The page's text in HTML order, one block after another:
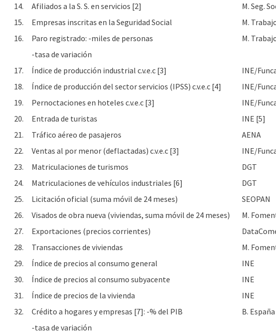
14.
Afiliados a la S. S. en servicios [2] M. Seg.
15.
Empresas inscritas en la Seguridad Social M.
16.
Paro registrado: -miles de personas M.
-tasa de variación
17.
Índice de producción industrial c.v.e.c [3] INE/
18.
Índice de producción del sector servicios (IPSS) c.v.e.c [4] INE/
19.
Pernoctaciones en hoteles c.v.e.c [3] INE/
20.
Entrada de turistas INE [5]
21.
Tráfico aéreo de pasajeros AENA
22.
Ventas al por menor (deflactadas) c.v.e.c [3] INE/
23.
Matriculaciones de turismos DGT
24.
Matriculaciones de vehículos industriales [6] DGT
25.
Licitación oficial (suma móvil de 24 meses) SEOPAN
26.
Visados de obra nueva (viviendas, suma móvil de 24 meses) M.
27.
Exportaciones (precios corrientes)
28.
Transacciones de viviendas M.
29.
Índice de precios al consumo general INE
30.
Índice de precios al consumo subyacente INE
31.
Índice de precios de la vivienda INE
32.
Crédito a hogares y empresas [7]: -% del PIB B. España
-tasa de variación